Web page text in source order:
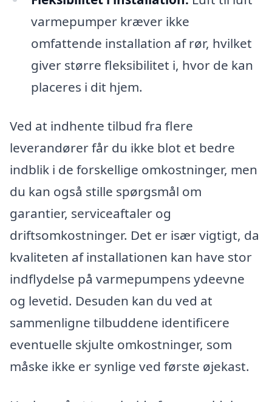
varmepumper kræver ikke
omfattende installation af rør, hvilket
giver større fleksibilitet i, hvor de kan
placeres i dit hjem.
Ved at indhente tilbud fra flere
leverandører får du ikke blot et bedre
indblik i de forskellige omkostninger, men
du kan også stille spørgsmål om
garantier, serviceaftaler og
driftsomkostninger. Det er især vigtigt, da
kvaliteten af installationen kan have stor
indflydelse på varmepumpens ydeevne
og levetid. Desuden kan du ved at
sammenligne tilbuddene identificere
eventuelle skjulte omkostninger, som
måske ikke er synlige ved første øjekast.